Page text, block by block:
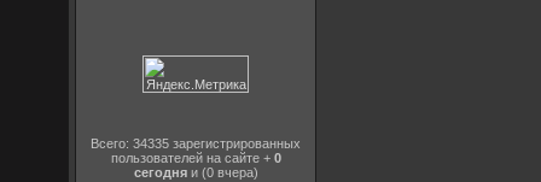
Всего: 34335 зарегистрированных
пользователей на сайте + 0
сегодняи (0 вчера)